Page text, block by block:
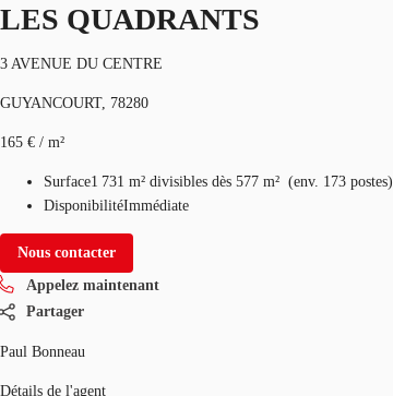
LES QUADRANTS
3 AVENUE DU CENTRE
GUYANCOURT, 78280
165 € / m²
Surface1 731 m² divisibles dès 577 m² (env. 173 postes)
DisponibilitéImmédiate
Nous contacter
Appelez maintenant
Partager
Paul Bonneau
Détails de l'agent